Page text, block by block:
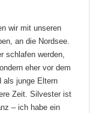
wir mit unseren
an die Nordsee.
schlafen werden,
eher vor dem
als junge Eltern
Zeit. Silvester ist
– ich habe ein